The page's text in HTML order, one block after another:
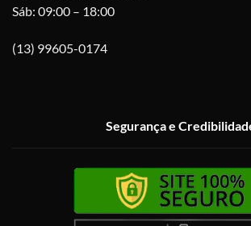
Sáb: 09:00 – 18:00
(13) 99605-0174
Segurança e